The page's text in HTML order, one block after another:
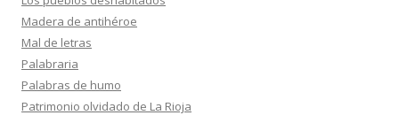
Madera de antihéroe
Mal de letras
Palabraria
Palabras de humo
Patrimonio olvidado de La Rioja